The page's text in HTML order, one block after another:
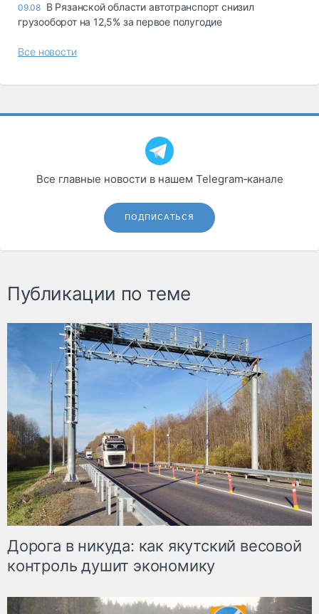
09.08 В Рязанской области автотранспорт снизил
грузооборот на 12,5% за первое полугодие
Все новости
Все главные новости в нашем Telegram‑канале
ПОДПИСАТЬСЯ
Публикации по теме
Дорога в никуда: как якутский весовой
контроль душит экономику